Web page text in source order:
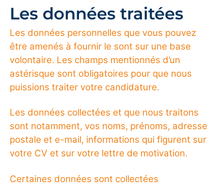
Les données traitées
Les données personnelles que vous pouvez
être amenés à fournir le sont sur une base
volontaire. Les champs mentionnés d’un
astérisque sont obligatoires pour que nous
puissions traiter votre candidature.
Les données collectées et que nous traitons
sont notamment, vos noms, prénoms, adresse
postale et e-mail, informations qui figurent sur
votre CV et sur votre lettre de motivation.
Certaines données sont collectées